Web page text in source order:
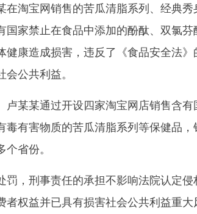
淘宝网销售的苦瓜清脂系列、经典秀
家禁止在食品中添加的酚酞、双氯芬
康造成损害，违反了《食品安全法》
公共利益。
某某通过开设四家淘宝网店销售含有
有害物质的苦瓜清脂系列等保健品，
省份。
，刑事责任的承担不影响法院认定侵
权益并已具有损害社会公共利益重大